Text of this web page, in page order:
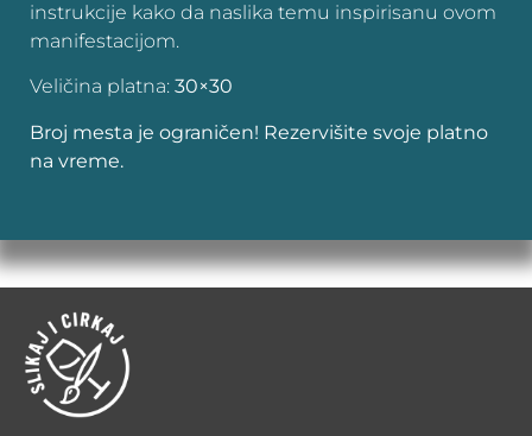
instrukcije kako da naslika temu inspirisanu ovom
manifestacijom.
Veličina platna: 30×30
Broj mesta je ograničen! Rezervišite svoje platno
na vreme.